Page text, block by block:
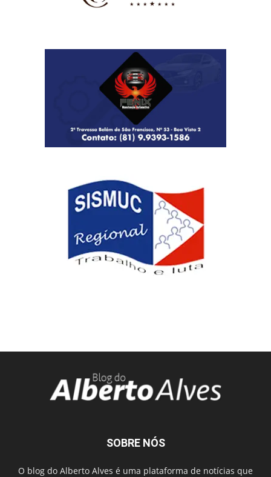
SOBRE NÓS
O blog do Alberto Alves é uma plataforma de notícias que